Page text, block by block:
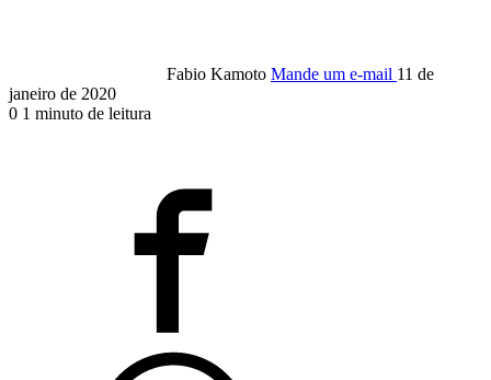
Fabio Kamoto Mande um e-mail 11 de
janeiro de 2020
0 1 minuto de leitura